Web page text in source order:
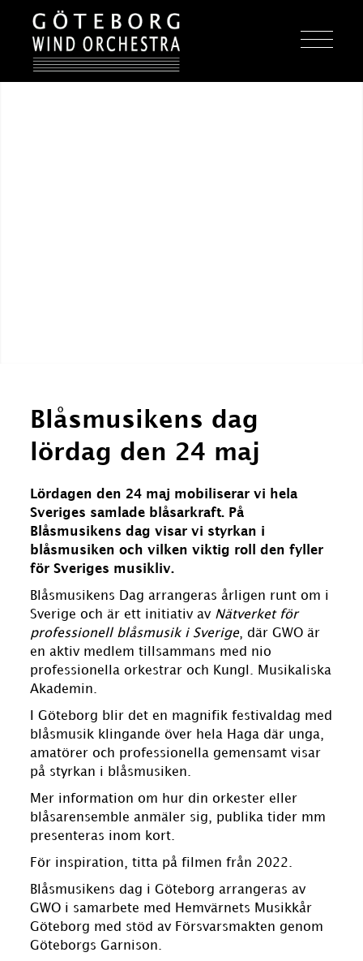
Blåsmusikens dag
lördag den 24 maj
Lördagen den 24 maj mobiliserar vi hela
Sveriges samlade blåsarkraft. På
Blåsmusikens dag visar vi styrkan i
blåsmusiken och vilken viktig roll den fyller
för Sveriges musikliv.
Blåsmusikens Dag arrangeras årligen runt om i
Sverige och är ett initiativ av Nätverket för
professionell blåsmusik i Sverige, där GWO är
enaktiv medlem tillsammans med nio
professionella orkestrar och Kungl. Musikaliska
Akademin.
I Göteborg blir det en magnifik festivaldag med
blåsmusik klingande över hela Haga där unga,
amatörer och professionella gemensamt visar
på styrkan i blåsmusiken.
Mer information om hur din orkester eller
blåsarensemble anmäler sig, publika tider mm
presenteras inom kort.
För inspiration, titta på filmen från 2022.
Blåsmusikens dag i Göteborg arrangeras av
GWO i samarbete med Hemvärnets Musikkår
Göteborg med stöd av Försvarsmakten genom
Göteborgs Garnison.